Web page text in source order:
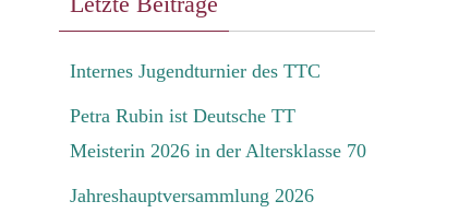
Internes Jugendturnier des TTC
Petra Rubin ist Deutsche TT
Meisterin 2026 in der Altersklasse 70
Jahreshauptversammlung 2026